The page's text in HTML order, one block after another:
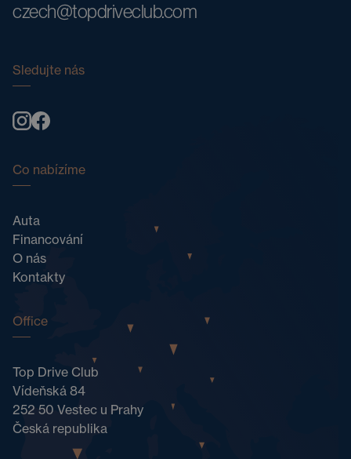
czech@topdriveclub.com
Sledujte nás
Co nabízíme
Auta
Financování
O nás
Kontakty
Office
Top Drive Club
Vídeňská 84
252 50 Vestec u Prahy
Česká republika